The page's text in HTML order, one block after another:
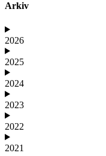
Arkiv
2026
2025
2024
2023
2022
2021